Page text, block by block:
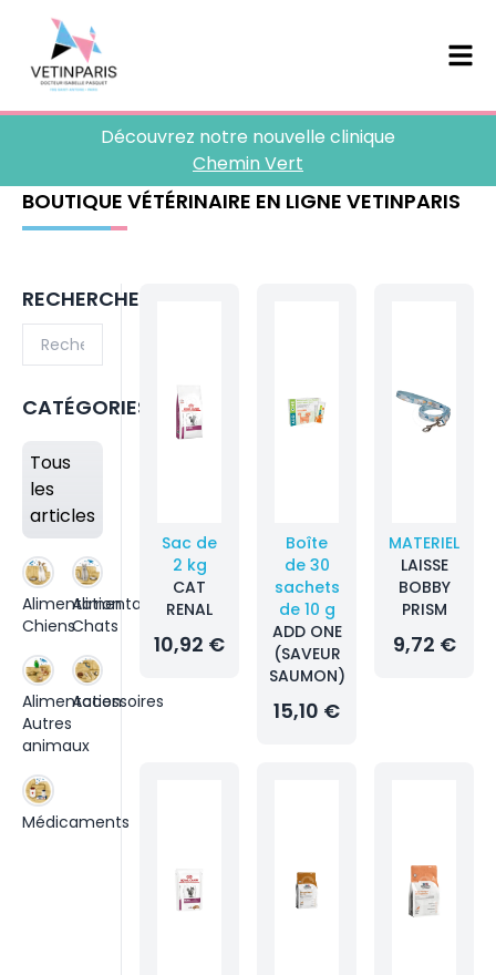
Découvrez notre nouvelle clinique
Chemin Vert
BOUTIQUE VÉTÉRINAIRE EN LIGNE VETINPARIS
RECHERCHE
CATÉGORIES
Tous
les
articles
Alimentation
Chiens
Alimentation
Chats
Alimentation
Autres
animaux
Accessoires
Médicaments
Sac de
2 kg
CAT
RENAL
10,92 €
Boîte
de 30
sachets
de 10 g
ADD ONE
(SAVEUR
SAUMON)
15,10 €
MATERIEL
LAISSE
BOBBY
PRISM
9,72 €